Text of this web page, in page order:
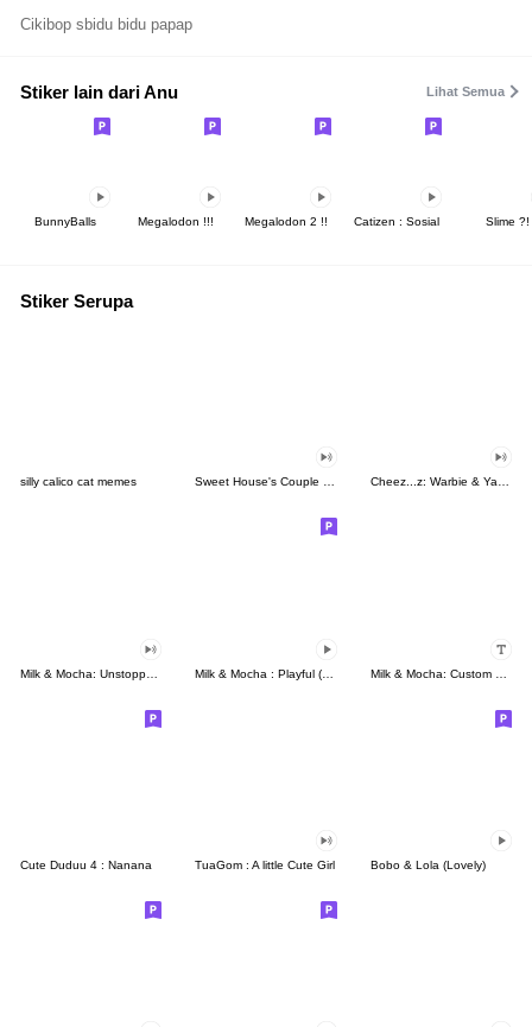
Cikibop sbidu bidu papap
Stiker lain dari Anu Lihat Semua
BunnyBalls Megalodon !!! Megalodon 2 !! Catizen : Sosial Slime ?!
Stiker Serupa
silly calico cat memes Sweet House's Couple in Love Cheez...z: Warbie & Yama 3
Cute Duduu 4 : Nanana TuaGom : A little Cute Girl Bobo & Lola (Lovely)